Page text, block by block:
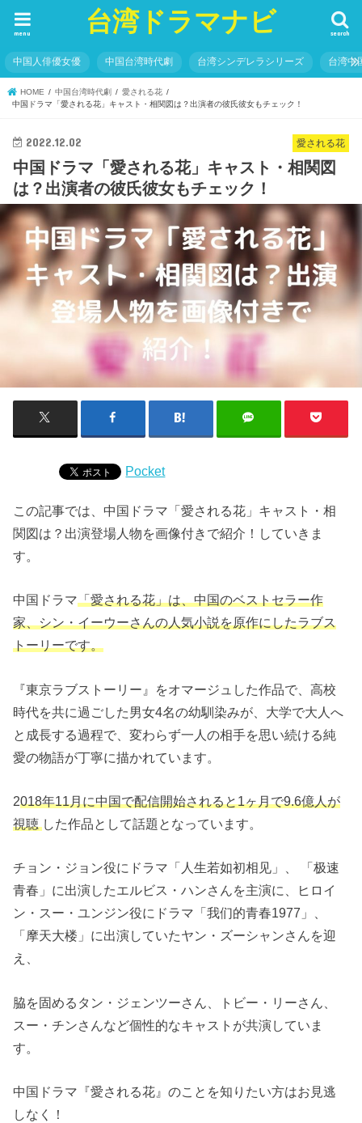
台湾ドラマナビ search
menu
中国人俳優女優 中国台湾時代劇 台湾シンデレラシリーズ 台湾中
HOME 中国台湾時代劇
愛される花
中国ドラマ「愛される花」キャスト・相関図は？出演者の彼氏彼女もチェック！
愛される花
2022.12.02
中国ドラマ「愛される花」キャスト・相関図
は？出演者の彼氏彼女もチェック！
Pocket
この記事では、中国ドラマ「愛される花」キャスト・相
関図は？出演登場人物を画像付きで紹介！していきま
す。
中国ドラマ「愛される花」は、中国のベストセラー作
家、シン・イーウーさんの人気小説を原作にしたラブス
トーリーです。
『東京ラブストーリー』をオマージュした作品で、高校
時代を共に過ごした男女4名の幼馴染みが、大学で大人へ
と成長する過程で、変わらず一人の相手を思い続ける純
愛の物語が丁寧に描かれています。
2018年11月に中国で配信開始されると1ヶ月で9.6億人が
視聴した作品として話題となっています。
チョン・ジョン役にドラマ「人生若如初相见」、 「极速
青春」に出演したエルビス・ハンさんを主演に、ヒロイ
ン・スー・ユンジン役にドラマ「我们的青春1977」、
「摩天大楼」に出演していたヤン・ズーシャンさんを迎
え、
脇を固めるタン・ジェンツーさん、トビー・リーさん、
スー・チンさんなど個性的なキャストが共演していま
す。
中国ドラマ『愛される花』のことを知りたい方はお見逃
しなく！